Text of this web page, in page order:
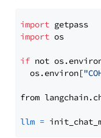
import
import os
if not
  os.environ[
from
llm =